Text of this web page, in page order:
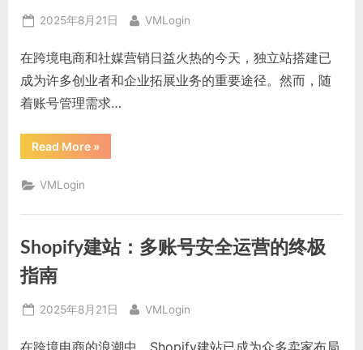
理
多
号”
Posted
2025年8月21日 By
VMLogin
在跨境电商和社媒营销日益火热的今天，独立站搭建已
成为许多创业者和企业拓展业务的重要途径。然而，随
着账号管理需求…
Read More“独
立
效
账
号
管
助
力
务
»
VMLogin
Shopify建站：多账号安全运营的终极
指南
Posted
2025年8月21日 By
VMLogin